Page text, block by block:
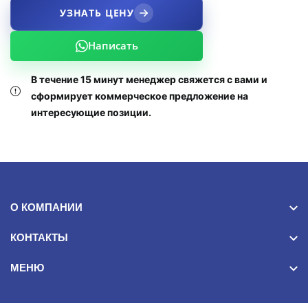
УЗНАТЬ ЦЕНУ
Написать
В течение 15 минут менеджер свяжется с вами и
сформирует коммерческое предложение на
интересующие позиции.
О КОМПАНИИ
КОНТАКТЫ
МЕНЮ